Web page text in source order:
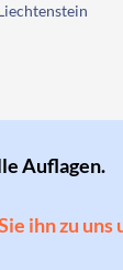
Auflagen.
ihn zu